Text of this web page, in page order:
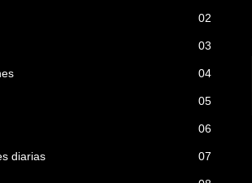
02
03
04
05
06
diarias 07